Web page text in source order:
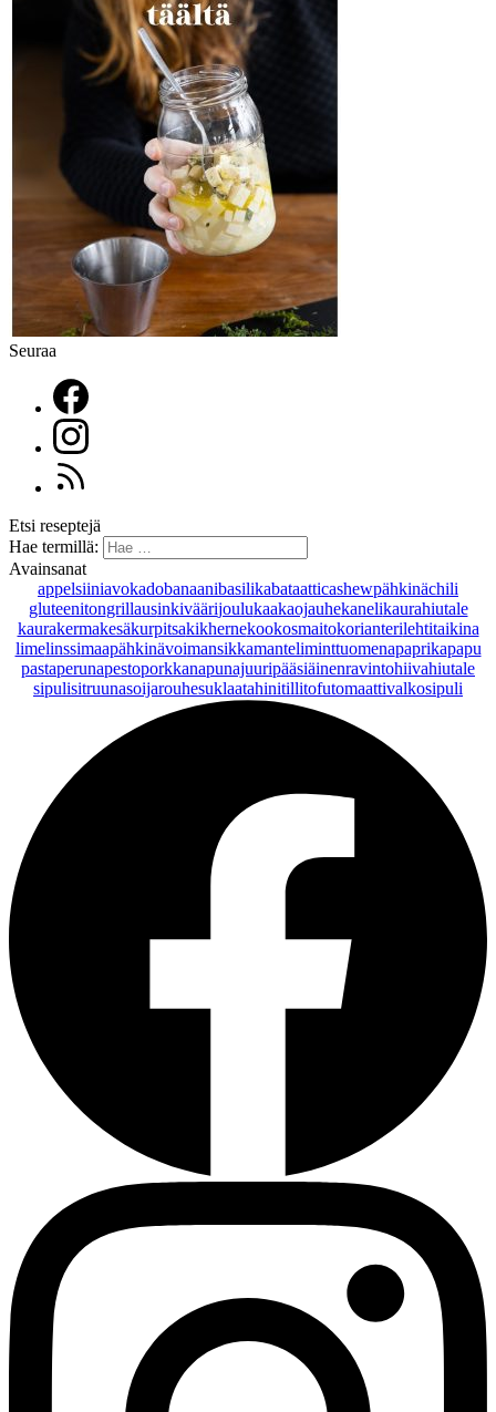
Seuraa
Etsi reseptejä
Hae termillä:
Avainsanat
appelsiiniavokadobanaanibasilikabataatticashewpähkinächili
gluteenitongrillausinkiväärijoulukaakaojauhekanelikaurahiutale
kaurakermakesäkurpitsakikhernekookosmaitokorianterilehtitaikina
limelinssimaapähkinävoimansikkamanteliminttuomenapaprikapapu
pastaperunapestoporkkanapunajuuripääsiäinenravintohiivahiutale
sipulisitruunasoijarouhesuklaatahinitillitofutomaattivalkosipuli